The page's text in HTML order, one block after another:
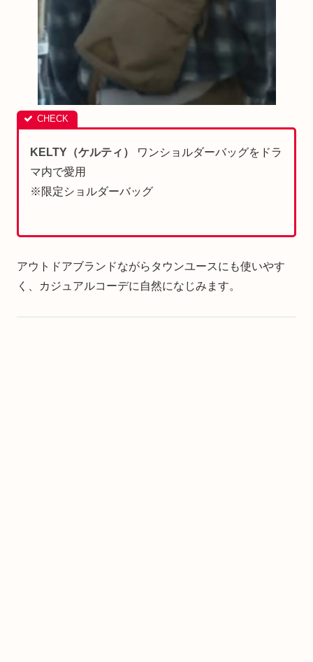
KELTY（ケルティ）
ワンショルダーバッグをドラ
マ内で愛用
※限定ショルダーバッグ
アウトドアブランドながらタウンユースにも使いやす
く、カジュアルコーデに自然になじみます。